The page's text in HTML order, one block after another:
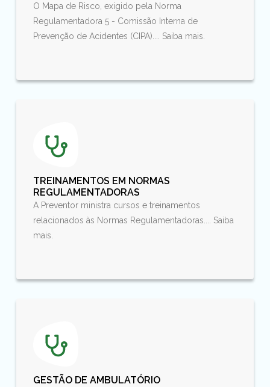
O Mapa de Risco, exigido pela Norma
Regulamentadora 5 - Comissão Interna de
Prevenção de Acidentes (CIPA).... Saiba mais.
TREINAMENTOS EM NORMAS
REGULAMENTADORAS
A Preventor ministra cursos e treinamentos
relacionados às Normas Regulamentadoras.... Saiba
mais.
GESTÃO DE AMBULATÓRIO